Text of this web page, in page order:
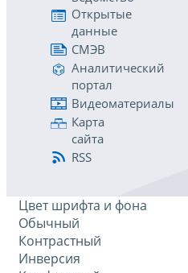
Открытые
данные
СМЭВ
Аналитический
портал
Видеоматериалы
Карта
сайта
RSS
Цвет шрифта и фона
Обычный
Контрастный
Инверсия